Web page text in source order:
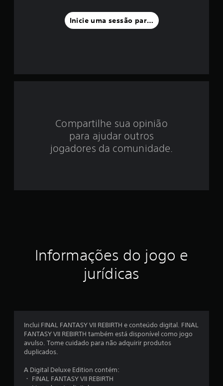
a
c
e
Inicie uma sessão para classificar
Compartilhe sua opinião
para ajudar outros
jogadores da comunidade.
Informações do jogo e
jurídicas
Inclui FINAL FANTASY VII REBIRTH e conteúdo digital. FINAL
FANTASY VII REBIRTH também está disponível como jogo
avulso. Tome cuidado para não adquirir produtos
duplicados.
A Digital Deluxe Edition contém:
・ FINAL FANTASY VII REBIRTH